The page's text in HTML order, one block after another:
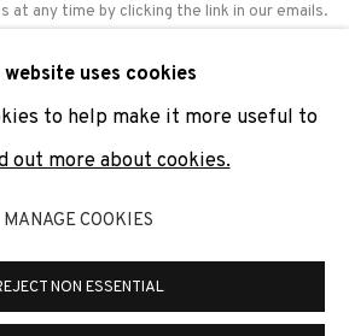
at any time by clicking the link in our emails.
POLICY MANAGE COOKIES
SITE BY ARTLOGIC
| info@adngaleria.com
website uses cookies
to help make it more useful to
out more about cookies.
MANAGE COOKIES
NON ESSENTIAL